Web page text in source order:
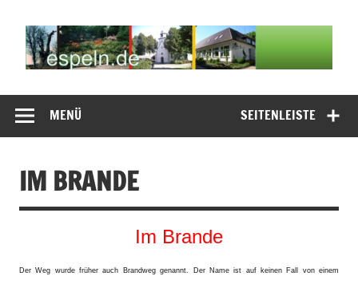
springen
espeln.de
SEITENLEISTE
MENÜ
IM BRANDE
Im Brande
Der Weg wurde früher auch Brandweg genannt. Der Name ist auf keinen Fall von einem